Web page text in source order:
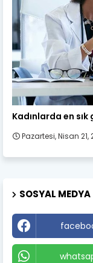
Kadın Sağlığı
Kadınlarda en
Pazartesi, Nisan 21,
SOSYAL MEDYA